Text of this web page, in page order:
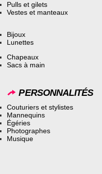
Pulls et gilets
Vestes et manteaux
Bijoux
Lunettes
Chapeaux
Sacs à main
PERSONNALITÉS
Couturiers et stylistes
Mannequins
Égéries
Photographes
Musique